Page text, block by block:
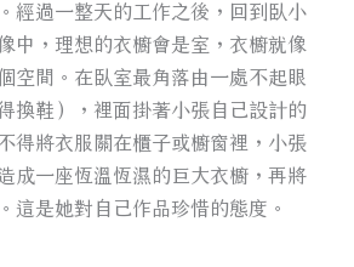
經過一整天的工作之後，回到臥小
中，理想的衣櫥會是室，衣櫥就像
空間。在臥室最角落由一處不起眼
換鞋），裡面掛著小張自己設計的
得將衣服關在櫃子或櫥窗裡，小張
成一座恆溫恆濕的巨大衣櫥，再將
這是她對自己作品珍惜的態度。